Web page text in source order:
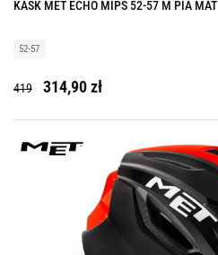
KASK MET ECHO MIPS 52-57 M PIA MAT
52-57
419 314,90 zł